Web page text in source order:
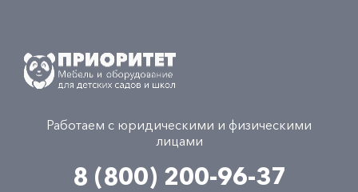
Работаем с юридическими и физическими
лицами
8 (800) 200-96-37